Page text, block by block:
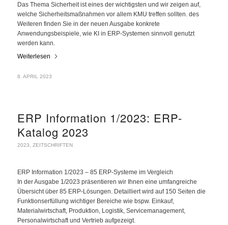
Das Thema Sicherheit ist eines der wichtigsten und wir zeigen auf,
welche Sicherheitsmaßnahmen vor allem KMU treffen sollten. des
Weiteren finden Sie in der neuen Ausgabe konkrete
Anwendungsbeispiele, wie KI in ERP-Systemen sinnvoll genutzt
werden kann.
Weiterlesen
8. APRIL 2023
ERP Information 1/2023: ERP-
Katalog 2023
2023 ZEITSCHRIFTEN
ERP Information 1/2023 – 85 ERP-Systeme im Vergleich
In der Ausgabe 1/2023 präsentieren wir Ihnen eine umfangreiche
Übersicht über 85 ERP-Lösungen. Detailliert wird auf 150 Seiten die
Funktionserfüllung wichtiger Bereiche wie bspw. Einkauf,
Materialwirtschaft, Produktion, Logistik, Servicemanagement,
Personalwirtschaft und Vertrieb aufgezeigt.